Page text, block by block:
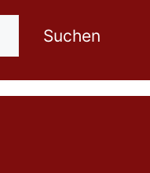
Suchen